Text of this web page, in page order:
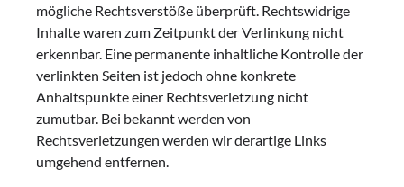
mögliche Rechtsverstöße überprüft. Rechtswidrige
Inhalte waren zum Zeitpunkt der Verlinkung nicht
erkennbar. Eine permanente inhaltliche Kontrolle der
verlinkten Seiten ist jedoch ohne konkrete
Anhaltspunkte einer Rechtsverletzung nicht
zumutbar. Bei bekannt werden von
Rechtsverletzungen werden wir derartige Links
umgehend entfernen.